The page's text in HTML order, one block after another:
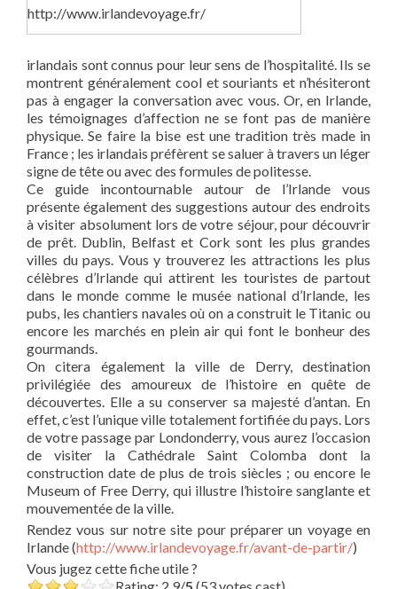
http://www.irlandevoyage.fr/
irlandais sont connus pour leur sens de l’hospitalité. Ils se
montrent généralement cool et souriants et n’hésiteront
pas à engager la conversation avec vous. Or, en Irlande,
les témoignages d’affection ne se font pas de manière
physique. Se faire la bise est une tradition très made in
France ; les irlandais préfèrent se saluer à travers un léger
signe de tête ou avec des formules de politesse.
Ce guide incontournable autour de l’Irlande vous
présente également des suggestions autour des endroits
à visiter absolument lors de votre séjour, pour découvrir
de prêt. Dublin, Belfast et Cork sont les plus grandes
villes du pays. Vous y trouverez les attractions les plus
célèbres d’Irlande qui attirent les touristes de partout
dans le monde comme le musée national d’Irlande, les
pubs, les chantiers navales où on a construit le Titanic ou
encore les marchés en plein air qui font le bonheur des
gourmands.
On citera également la ville de Derry, destination
privilégiée des amoureux de l’histoire en quête de
découvertes. Elle a su conserver sa majesté d’antan. En
effet, c’est l’unique ville totalement fortifiée du pays. Lors
de votre passage par Londonderry, vous aurez l’occasion
de visiter la Cathédrale Saint Colomba dont la
construction date de plus de trois siècles ; ou encore le
Museum of Free Derry, qui illustre l’histoire sanglante et
mouvementée de la ville.
Rendez vous sur notre site pour préparer un voyage en
Irlande (http://www.irlandevoyage.fr/avant-de-partir/)
Vous jugez cette fiche utile ?
Rating: 2.9/5 (53 votes cast)